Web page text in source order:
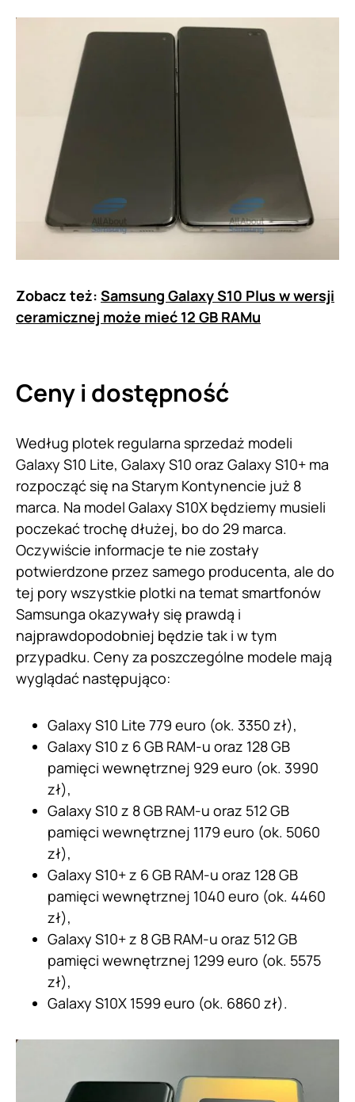
Zobacz też: Samsung Galaxy S10 Plus w wersji
ceramicznej może mieć 12 GB RAMu
Ceny i dostępność
Według plotek regularna sprzedaż modeli
Galaxy S10 Lite, Galaxy S10 oraz Galaxy S10+ ma
rozpocząć się na Starym Kontynencie już 8
marca. Na model Galaxy S10X będziemy musieli
poczekać trochę dłużej, bo do 29 marca.
Oczywiście informacje te nie zostały
potwierdzone przez samego producenta, ale do
tej pory wszystkie plotki na temat smartfonów
Samsunga okazywały się prawdą i
najprawdopodobniej będzie tak i w tym
przypadku. Ceny za poszczególne modele mają
wyglądać następująco:
Galaxy S10 Lite 779 euro (ok. 3350 zł),
Galaxy S10 z 6 GB RAM-u oraz 128 GB
pamięci wewnętrznej 929 euro (ok. 3990
zł),
Galaxy S10 z 8 GB RAM-u oraz 512 GB
pamięci wewnętrznej 1179 euro (ok. 5060
zł),
Galaxy S10+ z 6 GB RAM-u oraz 128 GB
pamięci wewnętrznej 1040 euro (ok. 4460
zł),
Galaxy S10+ z 8 GB RAM-u oraz 512 GB
pamięci wewnętrznej 1299 euro (ok. 5575
zł),
Galaxy S10X 1599 euro (ok. 6860 zł).